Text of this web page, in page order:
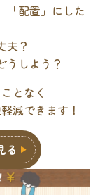
「配置」にした
夫？
うしよう？
となく
減できます！
る